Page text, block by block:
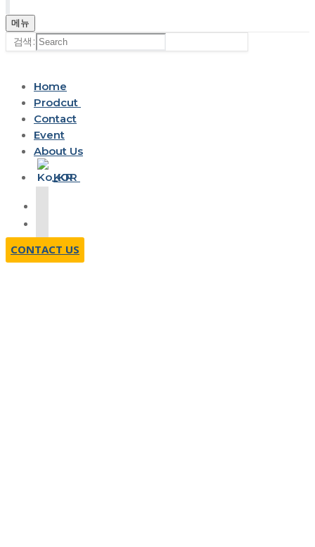
메뉴
검색 :
Home
Prodcut
대도청사업부
무선사업부
Monitoring Systems
Contact
Event
About Us
KOR
CONTACT US